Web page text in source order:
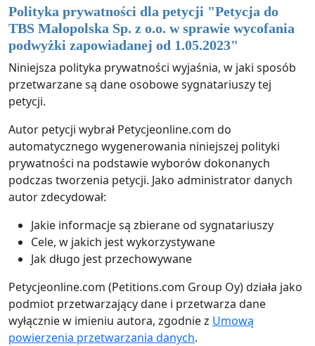
Polityka prywatności dla petycji "Petycja do
TBS Małopolska Sp. z o.o. w sprawie wycofania
podwyżki zapowiadanej od 1.05.2023"
Niniejsza polityka prywatności wyjaśnia, w jaki sposób
przetwarzane są dane osobowe sygnatariuszy tej
petycji.
Autor petycji wybrał Petycjeonline.com do
automatycznego wygenerowania niniejszej polityki
prywatności na podstawie wyborów dokonanych
podczas tworzenia petycji. Jako administrator danych
autor zdecydował:
Jakie informacje są zbierane od sygnatariuszy
Cele, w jakich jest wykorzystywane
Jak długo jest przechowywane
Petycjeonline.com (Petitions.com Group Oy) działa jako
podmiot przetwarzający dane i przetwarza dane
wyłącznie w imieniu autora, zgodnie z Umową
powierzenia przetwarzania danych.